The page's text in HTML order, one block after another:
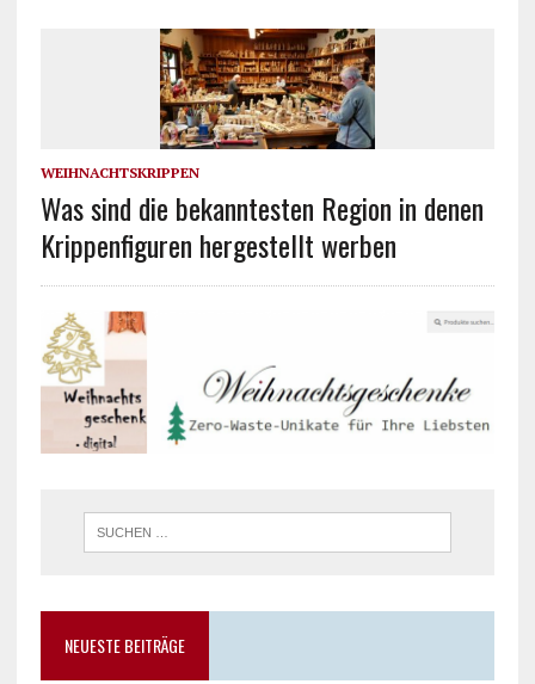
WEIHNACHTSKRIPPEN
Was sind die bekanntesten Region in denen
Krippenfiguren hergestellt werben
NEUESTE BEITRÄGE